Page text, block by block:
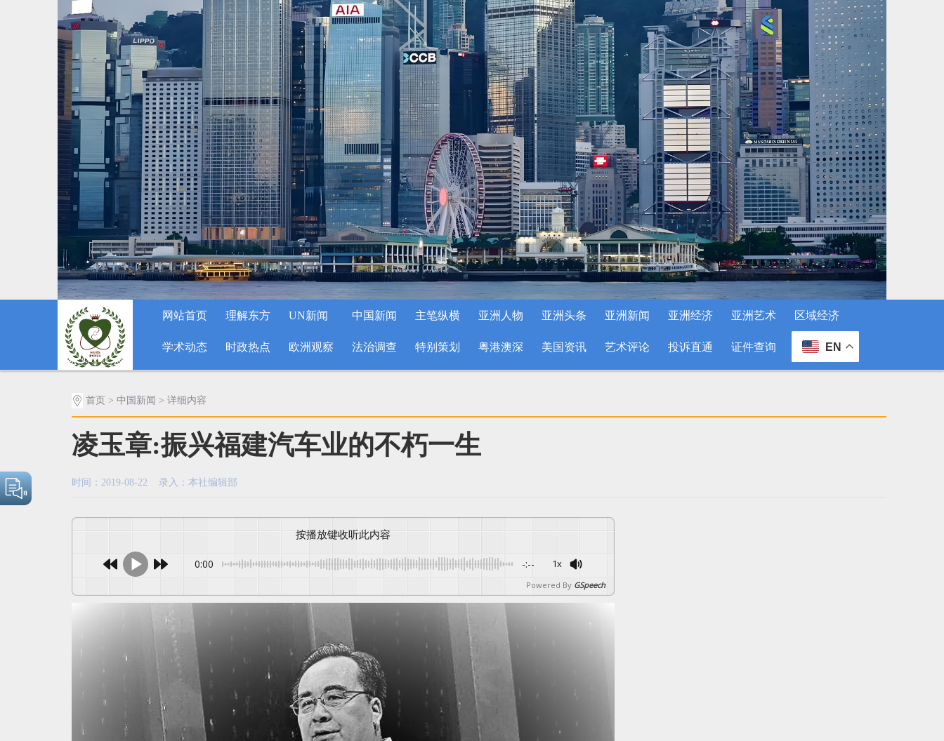
网站首页 理解东方 UN新闻 中国新闻 主笔纵横 亚洲人物 亚洲头条 亚洲新闻 亚洲经济 亚洲艺术 区域经济
学术动态 时政热点 欧洲观察 法治调查 特别策划 粤港澳深 美国资讯 艺术评论 投诉直通 证件查询 EN
首页 > 中国新闻 > 详细内容
凌玉章:振兴福建汽车业的不朽一生
时间：2019-08-22 录入：本社编辑部
按播放键收听此内容
0:00 -:-- 1x
Powered By GSpeech